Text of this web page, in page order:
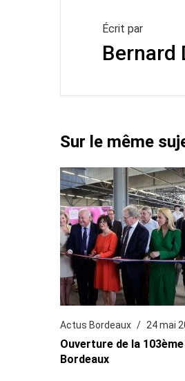
Écrit par
Bernard
Sur le même
Actus Bordeaux 24 mai
Ouverture de la
Bordeaux